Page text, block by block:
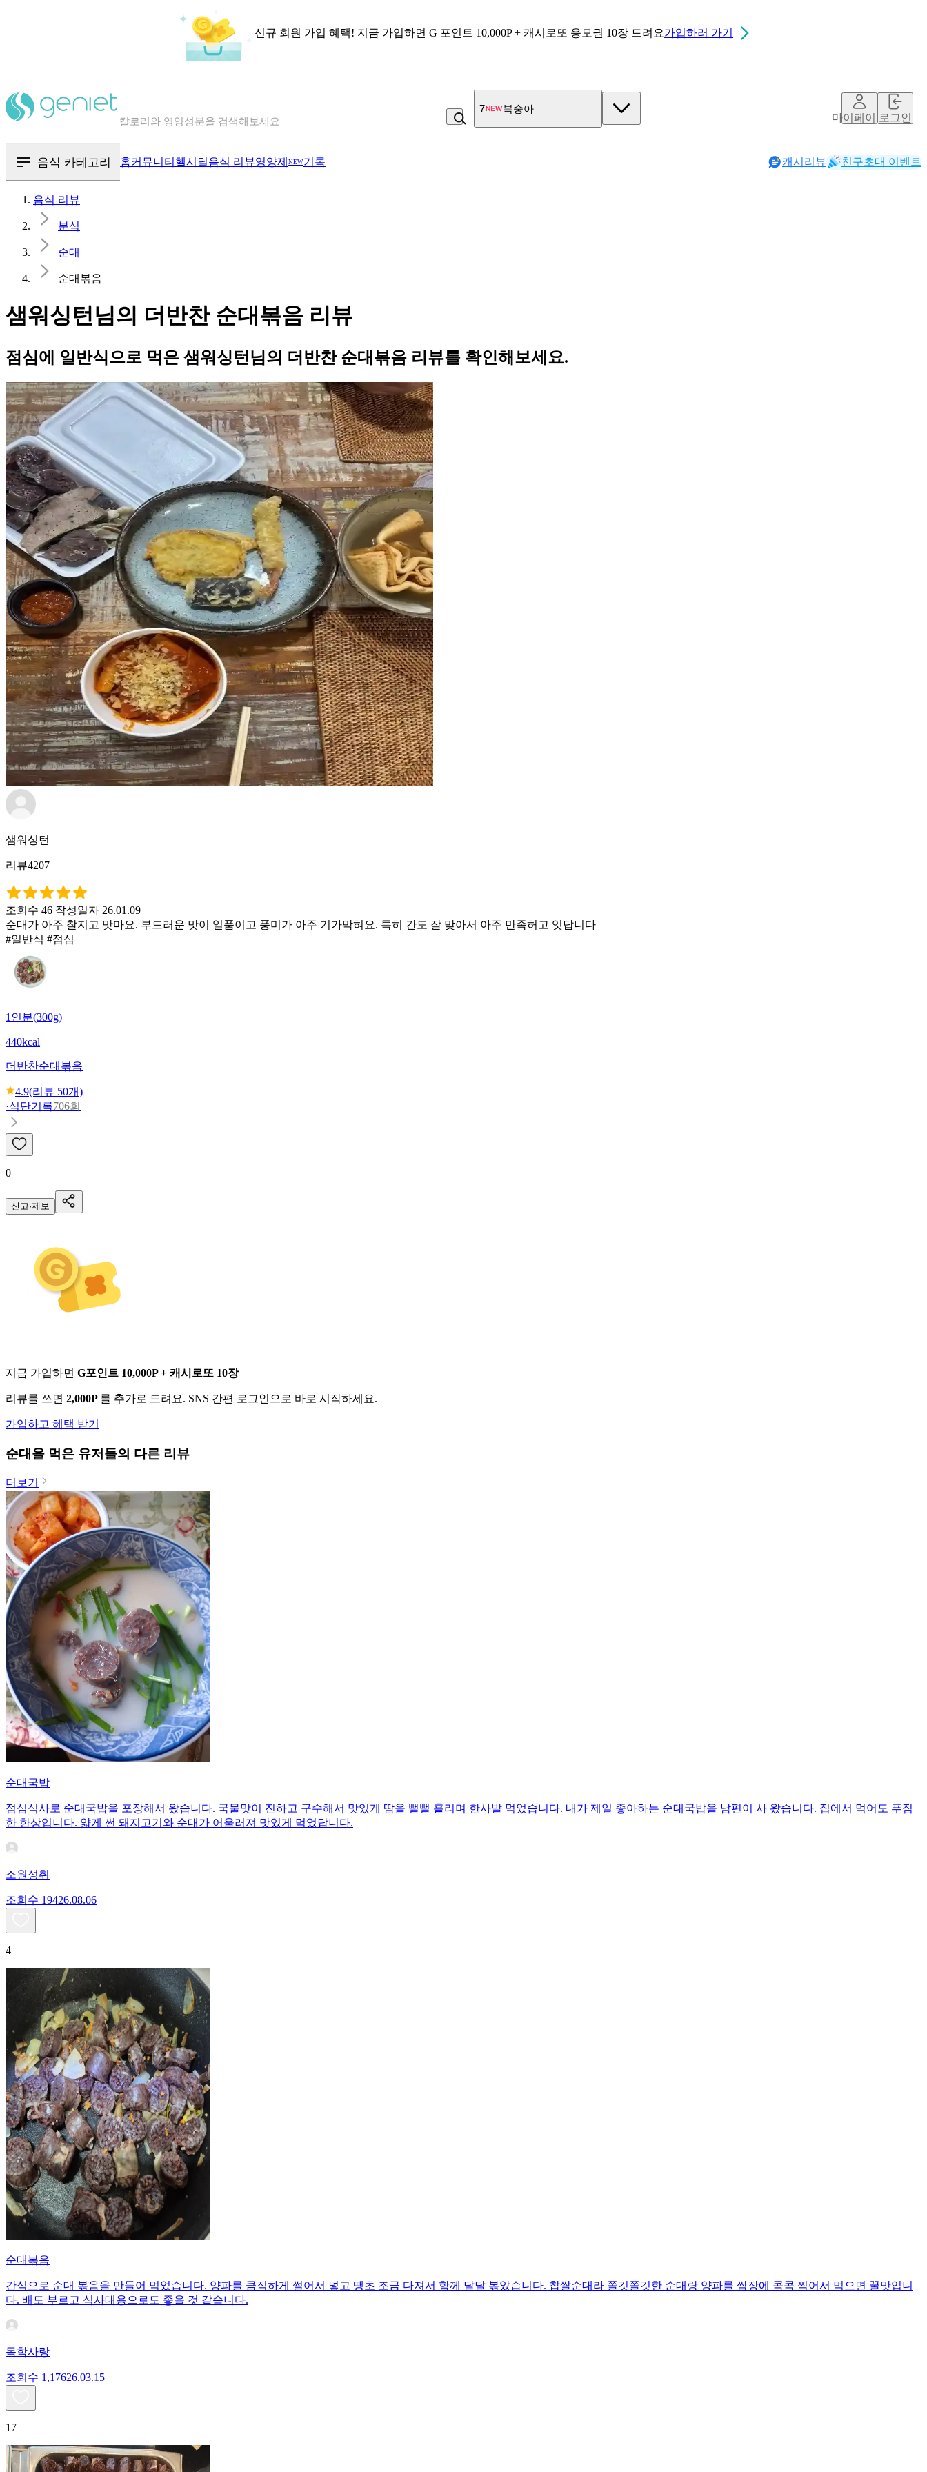
신규 회원 가입 혜택! 지금 가입하면 G 포인트 10,000P + 캐시로또 응모권 10장 드려요가입하러 가기
혈당 · 다이어트 음식 검색해보세요
7 복숭아
마이페이지로그인
음식 카테고리 홈커뮤니티 헬시딜음식 리뷰영양제 NEW기록 캐시리뷰 친구초대 이벤트
음식 리뷰
분식
순대
순대볶음
샘워싱턴님의 더반찬 순대볶음 리뷰
점심에 일반식으로 먹은 샘워싱턴님의 더반찬 순대볶음 리뷰를 확인해보세요.
샘워싱턴
리뷰4207
조회수 46 작성일자 26.01.09
순대가 아주 찰지고 맛마요. 부드러운 맛이 일품이고 풍미가 아주 기가막혀요. 특히 간도 잘 맞아서 아주 만족허고 잇답니다
#일반식 #점심
1인분(300g)
440kcal
더반찬순대볶음
4.9(리뷰 50개)
·식단기록706회
0
신고·제보
지금 가입하면 G포인트 10,000P + 캐시로또 10장
리뷰를 쓰면 2,000P 를 추가로 드려요. SNS 간편 로그인으로 바로 시작하세요.
가입하고 혜택 받기
순대 을 먹은 유저들의 다른 리뷰
더보기
순대국밥
점심식사로 순대국밥을 포장해서 왔습니다. 국물맛이 진하고 구수해서 맛있게 땀을 뻘뻘 흘리며 한사발 먹었습니다. 내가 제일 좋아하는 순대국밥을 남편이 사 왔습니다. 집에서 먹어도 푸짐
한 한상입니다. 얇게 썬 돼지고기와 순대가 어울러져 맛있게 먹었답니다.
소원성취
조회수 19426.08.06
4
순대볶음
간식으로 순대 볶음을 만들어 먹었습니다. 양파를 큼직하게 썰어서 넣고 땡초 조금 다져서 함께 달달 볶았습니다. 찹쌀순대라 쫄깃쫄깃한 순대랑 양파를 쌈장에 콕콕 찍어서 먹으면 꿀맛입니
다. 배도 부르고 식사대용으로도 좋을 것 같습니다.
독학사랑
조회수 1,17626.03.15
17